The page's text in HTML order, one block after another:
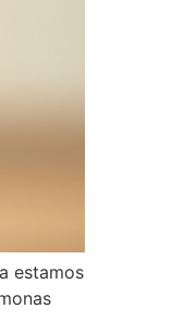
estamos